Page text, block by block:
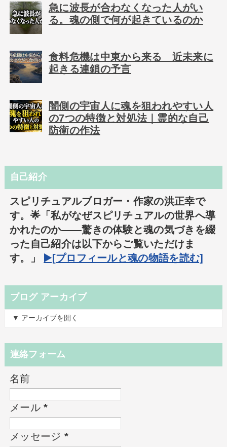
急に波長が合わなくなった人がい
る。魂の側で何が起きているのか
食料危機は中東から来る 近未来に
起きる連鎖の予言
闇側の宇宙人に魂を狙われやすい人
の7つの特徴と対処法｜霊的な自己
防衛の作法
自己紹介
スピリチュアルブロガー・作家の洪正幸で
す。🌟「私がなぜスピリチュアルの世界へ導
かれたのか――驚きの体験と魂の気づきを綴
った自己紹介は以下からご覧いただけま
す。」
▶️[プロフィールと魂の物語を読む]
ブログ アーカイブ
▼ アーカイブを開く
連絡フォーム
名前
メール*
メッセージ *